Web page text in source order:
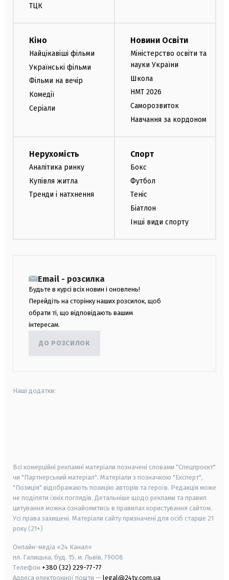
ТЦК
Кіно
Найцікавіші фільми
Українські фільми
Фільми на вечір
Комедії
Серіали
Новини Освіти
Міністерство освіти та
науки України
Школа
НМТ 2026
Саморозвиток
Навчання за кордоном
Нерухомість
Аналітика ринку
Купівля житла
Тренди і натхнення
Спорт
Бокс
Футбол
Теніс
Біатлон
Інші види спорту
Email - розсилка
Будьте в курсі всіх новин і оновлень!
Перейдіть на сторінку наших розсилок, щоб
обрати ті, що відповідають вашим
інтересам.
ДО РОЗСИЛОК
Наші додатки:
Всі комерційні рекламні матеріали позначені словами "Спецпроєкт"
чи "Партнерський матеріал". Матеріали з позначкою "Експерт",
"Позиція" відображають позицію авторів та героїв. Редакція може
не поділяти їхніх поглядів. Детальніше щодо реклами та правил
цитування можна ознайомитись в правилах користування сайтом.
Усі права захищені. Матеріали сайту призначені для осіб старше 21
року (21+)
Онлайн-медіа «24 Канал»
пл. Галицька, буд. 15, м. Львів, 79008
Телефон +380 (32) 229-77-77
Адреса електронної пошти — legal@24tv.com.ua